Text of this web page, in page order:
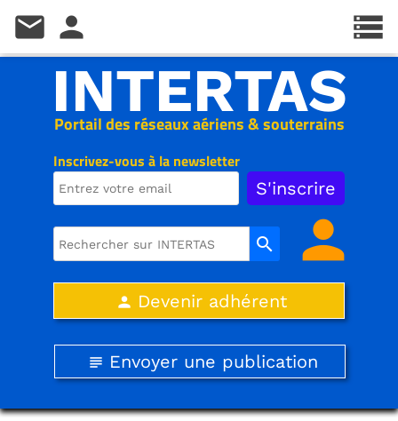
Inscrivez-vous à la newsletter
Portail des réseaux aériens & souterrains
INTERTAS
search person
person Devenir adhérent
subject Envoyer une publication
storage
mail person